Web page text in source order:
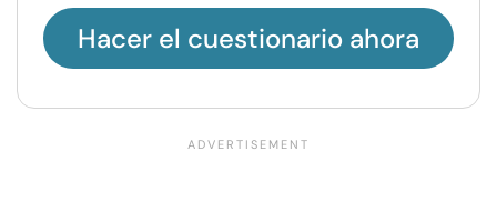
Hacer el cuestionario ahora